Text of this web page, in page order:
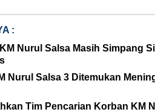
:
Nurul Salsa Masih Simpang
Nurul Salsa 3 Ditemukan
Tim Pencarian Korban KM